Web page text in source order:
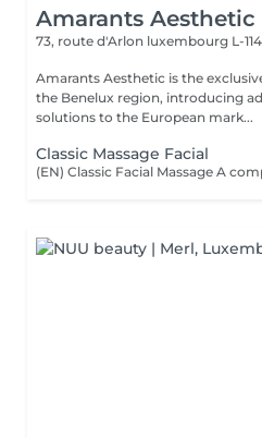
Amarants Aesthetic
73, route d'Arlon luxembourg L-
Amarants Aesthetic is the
the Benelux region, introducing
solutions to the European mark...
Classic Massage Facial